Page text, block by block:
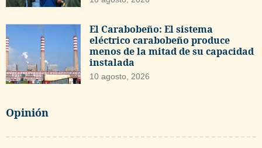
El Carabobeño: El sistema
eléctrico carabobeño produce
menos de la mitad de su capacidad
instalada
10 agosto, 2026
Opinión